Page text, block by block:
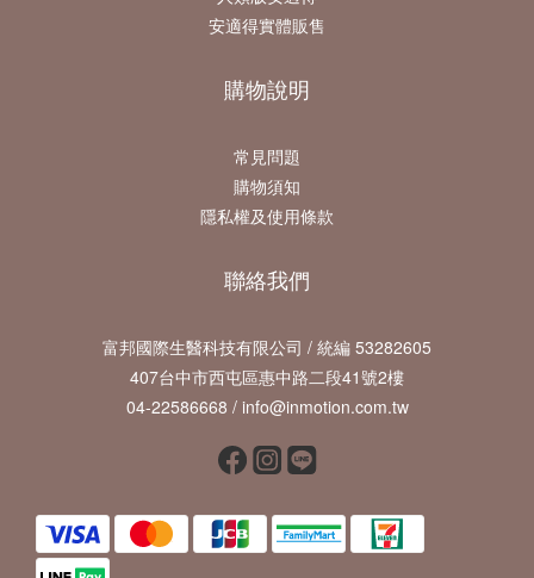
安適得實體販售
購物說明
常見問題
購物須知
隱私權及使用條款
聯絡我們
富邦國際生醫科技有限公司 / 統編 53282605
407台中市西屯區惠中路二段41號2樓
04-22586668 / info@inmotion.com.tw